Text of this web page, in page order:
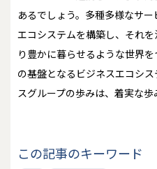
あるでしょう。多種多様なサ
エコシステムを構築し、それ
り豊かに暮らせるような世界
の基盤となるビジネスエコシ
スグループの歩みは、着実な歩
この記事のキーワード